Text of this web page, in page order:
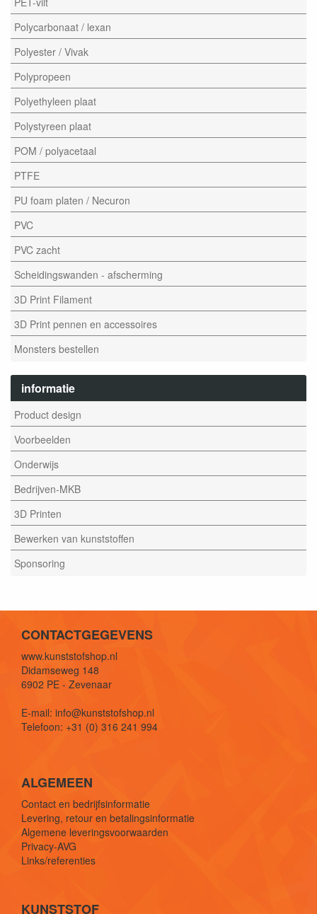
Polycarbonaat / lexan
Polyester / Vivak
Polypropeen
Polyethyleen plaat
Polystyreen plaat
POM / polyacetaal
PTFE
PU foam platen / Necuron
PVC
PVC zacht
Scheidingswanden - afscherming
3D Print Filament
3D Print pennen en accessoires
Monsters bestellen
informatie
Product design
Voorbeelden
Onderwijs
Bedrijven-MKB
3D Printen
Bewerken van kunststoffen
Sponsoring
CONTACTGEGEVENS
www.kunststofshop.nl
Didamseweg 148
6902 PE - Zevenaar
E-mail: info@kunststofshop.nl
Telefoon: +31 (0) 316 241 994
ALGEMEEN
Contact en bedrijfsinformatie
Levering, retour en betalingsinformatie
Algemene leveringsvoorwaarden
Privacy-AVG
Links/referenties
KUNSTSTOF